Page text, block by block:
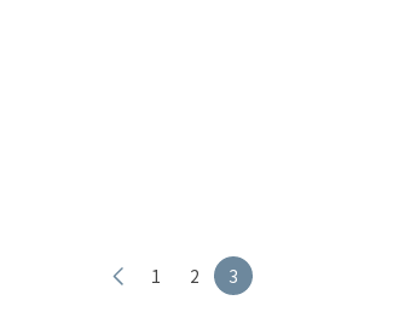
1 2 3